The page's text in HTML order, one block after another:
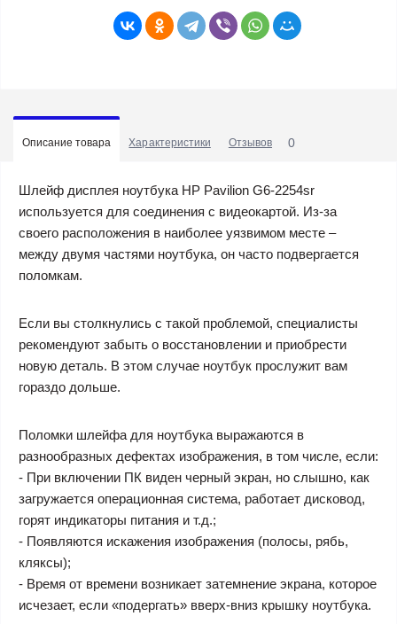
Описание товара Характеристики Отзывов 0
Шлейф дисплея ноутбука HP Pavilion G6-2254sr
используется для соединения с видеокартой. Из-за
своего расположения в наиболее уязвимом месте –
между двумя частями ноутбука, он часто подвергается
поломкам.
Если вы столкнулись с такой проблемой, специалисты
рекомендуют забыть о восстановлении и приобрести
новую деталь. В этом случае ноутбук прослужит вам
гораздо дольше.
Поломки шлейфа для ноутбука выражаются в
разнообразных дефектах изображения, в том числе, если:
- При включении ПК виден черный экран, но слышно, как
загружается операционная система, работает дисковод,
горят индикаторы питания и т.д.;
- Появляются искажения изображения (полосы, рябь,
кляксы);
- Время от времени возникает затемнение экрана, которое
исчезает, если «подергать» вверх-вниз крышку ноутбука.